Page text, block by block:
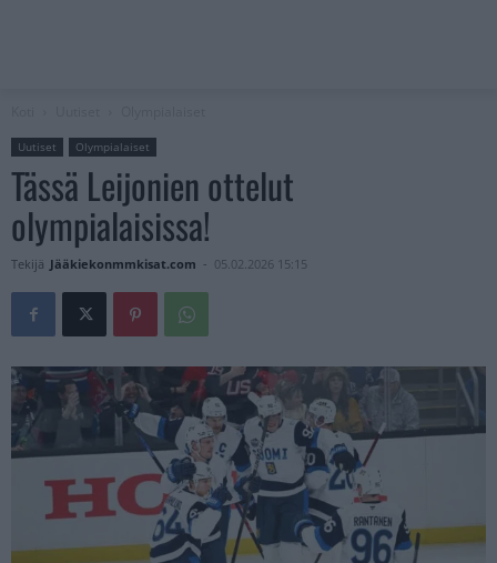
Uutiset Olympialaiset
Tässä Leijonien ottelut
olympialaisissa!
Tekijä Jääkiekonmmkisat.com - 05.02.2026 15:15